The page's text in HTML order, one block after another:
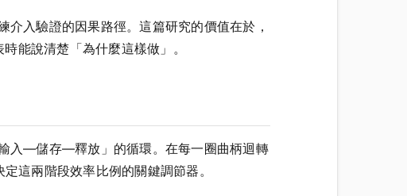
入驗證的因果路徑。這篇研究的價值在於，
能說清楚「為什麼這樣做」。
入—儲存—釋放」的循環。在每一圈曲柄迴轉
這兩階段效率比例的關鍵調節器。